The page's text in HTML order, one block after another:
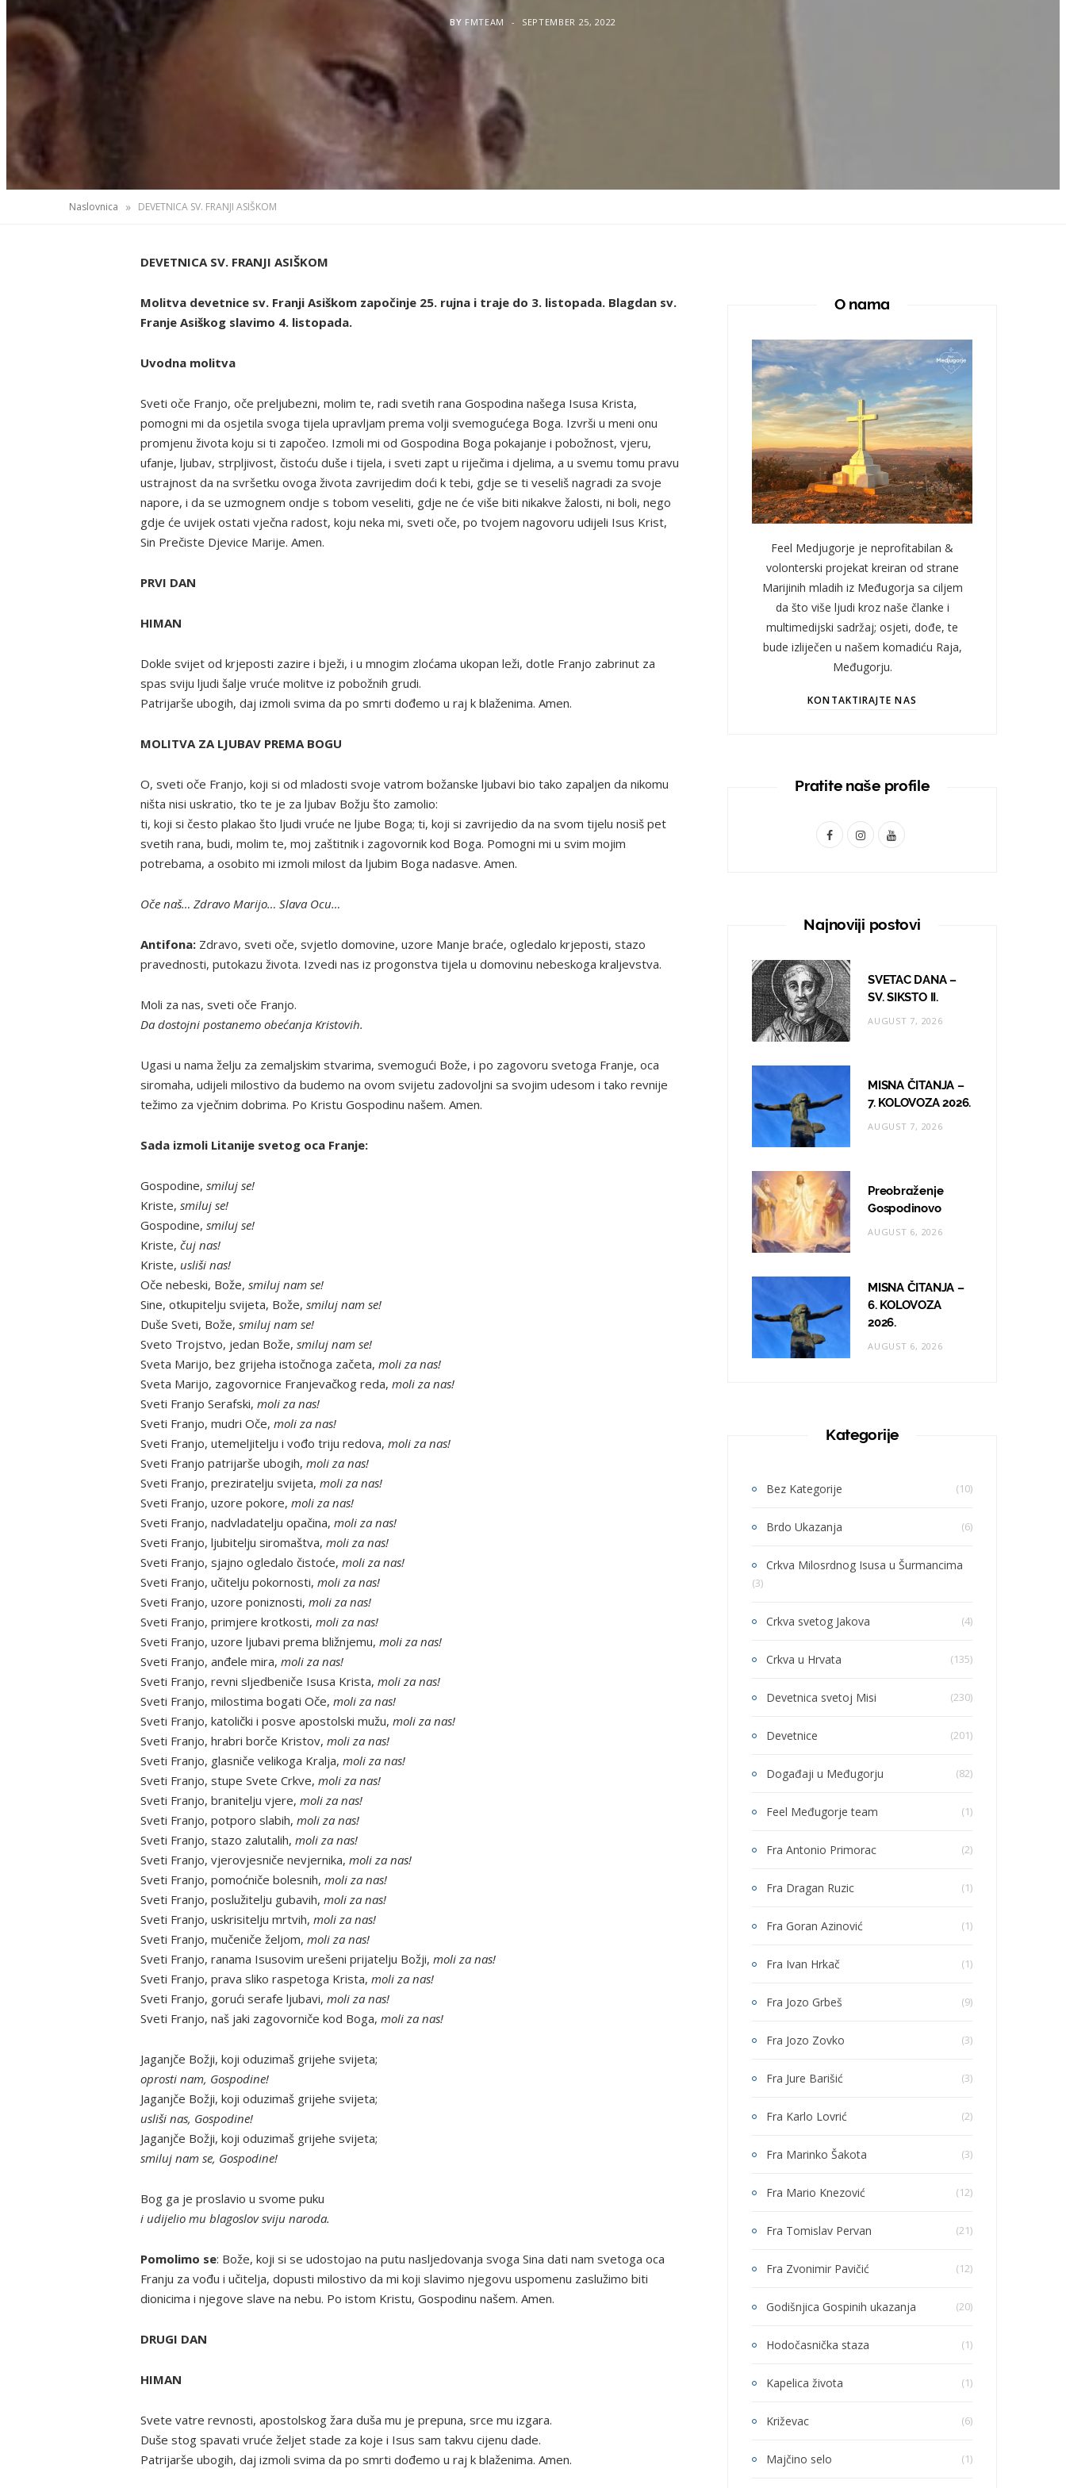
BY FMTEAM SEPTEMBER 25, 2022
Naslovnica » DEVETNICA SV. FRANJI ASIŠKOM
DEVETNICA SV. FRANJI ASIŠKOM
Molitva devetnice sv. Franji Asiškom započinje 25. rujna i traje do 3. listopada. Blagdan sv.
Franje Asiškog slavimo 4. listopada.
Uvodna molitva
Sveti oče Franjo, oče preljubezni, molim te, radi svetih rana Gospodina našega Isusa Krista,
pomogni mi da osjetila svoga tijela upravljam prema volji svemogućega Boga. Izvrši u meni onu
promjenu života koju si ti započeo. Izmoli mi od Gospodina Boga pokajanje i pobožnost, vjeru,
ufanje, ljubav, strpljivost, čistoću duše i tijela, i sveti zapt u riječima i djelima, a u svemu tomu pravu
ustrajnost da na svršetku ovoga života zavrijedim doći k tebi, gdje se ti veseliš nagradi za svoje
napore, i da se uzmognem ondje s tobom veseliti, gdje ne će više biti nikakve žalosti, ni boli, nego
gdje će uvijek ostati vječna radost, koju neka mi, sveti oče, po tvojem nagovoru udijeli Isus Krist,
Sin Prečiste Djevice Marije. Amen.
PRVI DAN
HIMAN
Dokle svijet od krjeposti zazire i bježi, i u mnogim zloćama ukopan leži, dotle Franjo zabrinut za
spas sviju ljudi šalje vruće molitve iz pobožnih grudi.
Patrijarše ubogih, daj izmoli svima da po smrti dođemo u raj k blaženima. Amen.
MOLITVA ZA LJUBAV PREMA BOGU
O, sveti oče Franjo, koji si od mladosti svoje vatrom božanske ljubavi bio tako zapaljen da nikomu
ništa nisi uskratio, tko te je za ljubav Božju što zamolio:
ti, koji si često plakao što ljudi vruće ne ljube Boga; ti, koji si zavrijedio da na svom tijelu nosiš pet
svetih rana, budi, molim te, moj zaštitnik i zagovornik kod Boga. Pomogni mi u svim mojim
potrebama, a osobito mi izmoli milost da ljubim Boga nadasve. Amen.
Oče naš… Zdravo Marijo… Slava Ocu…
Antifona: Zdravo, sveti oče, svjetlo domovine, uzore Manje braće, ogledalo krjeposti, stazo
pravednosti, putokazu života. Izvedi nas iz progonstva tijela u domovinu nebeskoga kraljevstva.
Moli za nas, sveti oče Franjo.
Da dostojni postanemo obećanja Kristovih.
Ugasi u nama želju za zemaljskim stvarima, svemogući Bože, i po zagovoru svetoga Franje, oca
siromaha, udijeli milostivo da budemo na ovom svijetu zadovoljni sa svojim udesom i tako revnije
težimo za vječnim dobrima. Po Kristu Gospodinu našem. Amen.
Sada izmoli Litanije svetog oca Franje:
Gospodine, smiluj se!
Kriste, smiluj se!
Gospodine, smiluj se!
Kriste, čuj nas!
Kriste, usliši nas!
Oče nebeski, Bože, smiluj nam se!
Sine, otkupitelju svijeta, Bože, smiluj nam se!
Duše Sveti, Bože, smiluj nam se!
Sveto Trojstvo, jedan Bože, smiluj nam se!
Sveta Marijo, bez grijeha istočnoga začeta, moli za nas!
Sveta Marijo, zagovornice Franjevačkog reda, moli za nas!
Sveti Franjo Serafski, moli za nas!
Sveti Franjo, mudri Oče, moli za nas!
Sveti Franjo, utemeljitelju i vođo triju redova, moli za nas!
Sveti Franjo patrijarše ubogih, moli za nas!
Sveti Franjo, preziratelju svijeta, moli za nas!
Sveti Franjo, uzore pokore, moli za nas!
Sveti Franjo, nadvladatelju opačina, moli za nas!
Sveti Franjo, ljubitelju siromaštva, moli za nas!
Sveti Franjo, sjajno ogledalo čistoće, moli za nas!
Sveti Franjo, učitelju pokornosti, moli za nas!
Sveti Franjo, uzore poniznosti, moli za nas!
Sveti Franjo, primjere krotkosti, moli za nas!
Sveti Franjo, uzore ljubavi prema bližnjemu, moli za nas!
Sveti Franjo, anđele mira, moli za nas!
Sveti Franjo, revni sljedbeniče Isusa Krista, moli za nas!
Sveti Franjo, milostima bogati Oče, moli za nas!
Sveti Franjo, katolički i posve apostolski mužu, moli za nas!
Sveti Franjo, hrabri borče Kristov, moli za nas!
Sveti Franjo, glasniče velikoga Kralja, moli za nas!
Sveti Franjo, stupe Svete Crkve, moli za nas!
Sveti Franjo, branitelju vjere, moli za nas!
Sveti Franjo, potporo slabih, moli za nas!
Sveti Franjo, stazo zalutalih, moli za nas!
Sveti Franjo, vjerovjesniče nevjernika, moli za nas!
Sveti Franjo, pomoćniče bolesnih, moli za nas!
Sveti Franjo, poslužitelju gubavih, moli za nas!
Sveti Franjo, uskrisitelju mrtvih, moli za nas!
Sveti Franjo, mučeniče željom, moli za nas!
Sveti Franjo, ranama Isusovim urešeni prijatelju Božji, moli za nas!
Sveti Franjo, prava sliko raspetoga Krista, moli za nas!
Sveti Franjo, gorući serafe ljubavi, moli za nas!
Sveti Franjo, naš jaki zagovorniče kod Boga, moli za nas!
Jaganjče Božji, koji oduzimaš grijehe svijeta;
oprosti nam, Gospodine!
Jaganjče Božji, koji oduzimaš grijehe svijeta;
usliši nas, Gospodine!
Jaganjče Božji, koji oduzimaš grijehe svijeta;
smiluj nam se, Gospodine!
Bog ga je proslavio u svome puku
i udijelio mu blagoslov sviju naroda.
Pomolimo se: Bože, koji si se udostojao na putu nasljedovanja svoga Sina dati nam svetoga oca
Franju za vođu i učitelja, dopusti milostivo da mi koji slavimo njegovu uspomenu zaslužimo biti
dionicima i njegove slave na nebu. Po istom Kristu, Gospodinu našem. Amen.
DRUGI DAN
HIMAN
Svete vatre revnosti, apostolskog žara duša mu je prepuna, srce mu izgara.
Duše stog spavati vruće željet stade za koje i Isus sam takvu cijenu dade.
Patrijarše ubogih, daj izmoli svima da po smrti dođemo u raj k blaženima. Amen.
O nama
Feel Medjugorje je neprofitabilan &
volonterski projekat kreiran od strane
Marijinih mladih iz Međugorja sa ciljem
da što više ljudi kroz naše članke i
multimedijski sadržaj; osjeti, dođe, te
bude izliječen u našem komadiću Raja,
Međugorju.
KONTAKTIRAJTE NAS
Pratite naše profile
F
o
o
k
I
t
r
a
Y
T
e
Najnoviji postovi
SVETAC DANA –
SV. SIKSTO II.
AUGUST 7, 2026
MISNA ČITANJA –
7. KOLOVOZA 2026.
AUGUST 7, 2026
Preobraženje
Gospodinovo
AUGUST 6, 2026
MISNA ČITANJA –
6. KOLOVOZA
2026.
AUGUST 6, 2026
Kategorije
Bez Kategorije (10)
Brdo Ukazanja (6)
Crkva Milosrdnog Isusa u Šurmancima
(3)
Crkva svetog Jakova (4)
Crkva u Hrvata (135)
Devetnica svetoj Misi (230)
Devetnice (201)
Događaji u Međugorju (82)
Feel Međugorje team (1)
Fra Antonio Primorac (2)
Fra Dragan Ruzic (1)
Fra Goran Azinović (1)
Fra Ivan Hrkač (1)
Fra Jozo Grbeš (9)
Fra Jozo Zovko (3)
Fra Jure Barišić (3)
Fra Karlo Lovrić (2)
Fra Marinko Šakota (3)
Fra Mario Knezović (12)
Fra Tomislav Pervan (21)
Fra Zvonimir Pavičić (12)
Godišnjica Gospinih ukazanja (20)
Hodočasnička staza (1)
Kapelica života (1)
Križevac (6)
Majčino selo (1)